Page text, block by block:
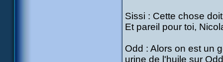
Sissi : Cette chose
Et pareil pour toi,
Odd : Alors on est un
urine de l'huile sur